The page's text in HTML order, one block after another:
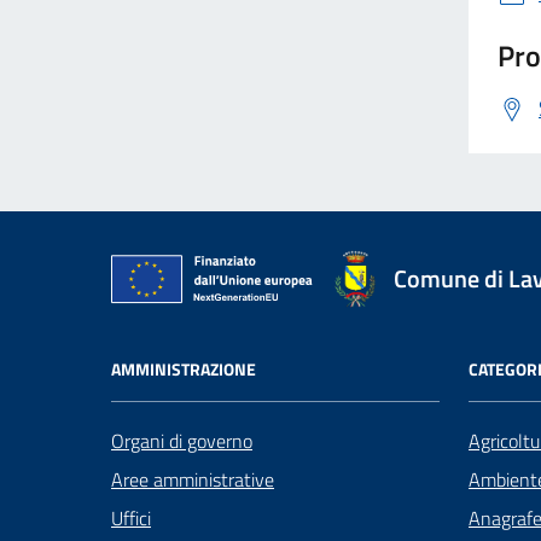
Comune di
AMMINISTRAZIONE
Organi di governo
Aree amministrative
Uffici